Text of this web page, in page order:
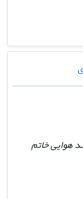
هوایی خاتم